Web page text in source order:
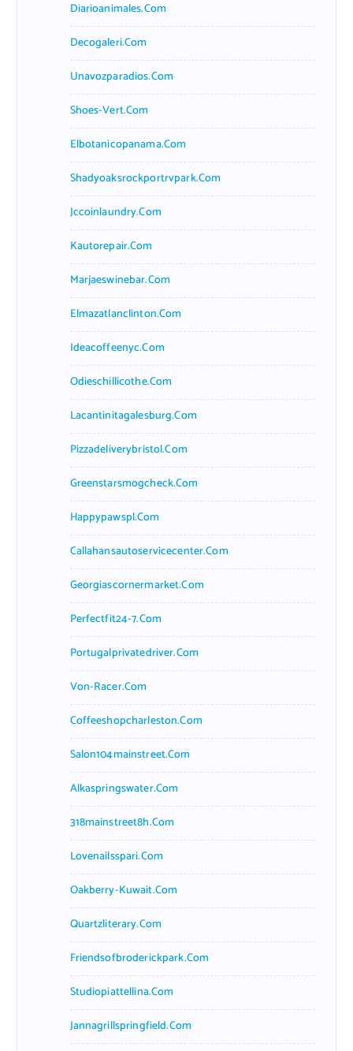
Diarioanimales.com
Decogaleri.com
Unavozparadios.com
Shoes-Vert.com
Elbotanicopanama.com
Shadyoaksrockportrvpark.com
Jccoinlaundry.com
Kautorepair.com
Marjaeswinebar.com
Elmazatlanclinton.com
Ideacoffeenyc.com
Odieschillicothe.com
Lacantinitagalesburg.com
Pizzadeliverybristol.com
Greenstarsmogcheck.com
Happypawspl.com
Callahansautoservicecenter.com
Georgiascornermarket.com
Perfectfit24-7.com
Portugalprivatedriver.com
Von-Racer.com
Coffeeshopcharleston.com
Salon104mainstreet.com
Alkaspringswater.com
318mainstreet8h.com
Lovenailsspari.com
Oakberry-Kuwait.com
Quartzliterary.com
Friendsofbroderickpark.com
Studiopiattellina.com
Jannagrillspringfield.com